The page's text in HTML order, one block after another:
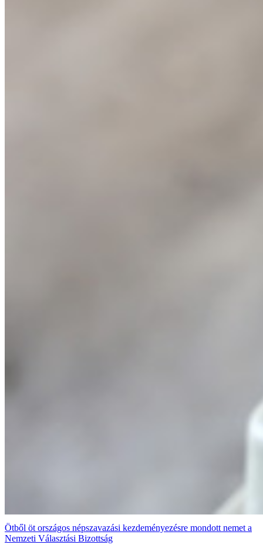
Ötből öt országos népszavazási kezdeményezésre mondott nemet a
Nemzeti Választási Bizottság